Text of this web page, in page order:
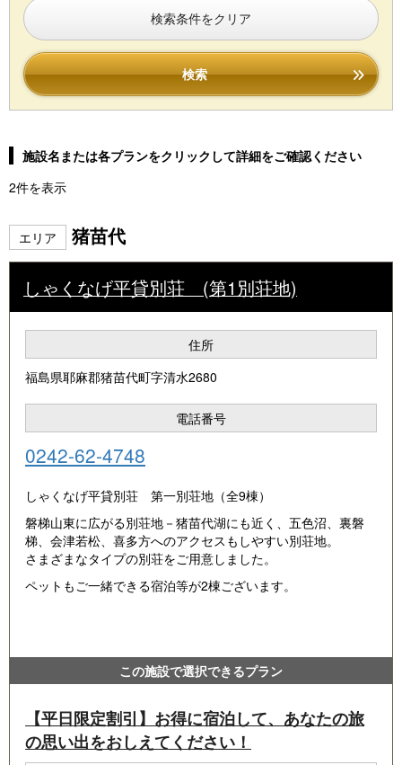
検索条件をクリア
検索
施設名または各プランをクリックして詳細をご確認ください
2件を表示
エリア
猪苗代
しゃくなげ平貸別荘 (第1別荘地)
住所
福島県耶麻郡猪苗代町字清水2680
電話番号
0242-62-4748
しゃくなげ平貸別荘 第一別荘地（全9棟）
磐梯山東に広がる別荘地－猪苗代湖にも近く、五色沼、裏磐
梯、会津若松、喜多方へのアクセスもしやすい別荘地。
さまざまなタイプの別荘をご用意しました。
ペットもご一緒できる宿泊等が2棟ございます。
この施設で選択できるプラン
【平日限定割引】お得に宿泊して、あなたの旅
の思い出をおしえてください！